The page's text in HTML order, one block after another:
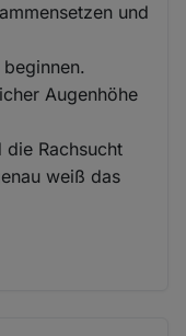
und
Augenhöhe
Rachsucht
weiß das